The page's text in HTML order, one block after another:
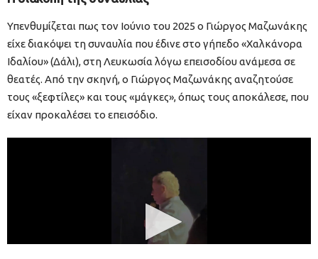
Υπενθυμίζεται πως τον Ιούνιο του 2025 ο Γιώργος Μαζωνάκης
είχε διακόψει τη συναυλία που έδινε στο γήπεδο «Χαλκάνορα
Ιδαλίου» (Δάλι), στη Λευκωσία λόγω επεισοδίου ανάμεσα σε
θεατές. Από την σκηνή, ο Γιώργος Μαζωνάκης αναζητούσε
τους «ξεφτίλες» και τους «μάγκες», όπως τους αποκάλεσε, που
είχαν προκαλέσει το επεισόδιο.